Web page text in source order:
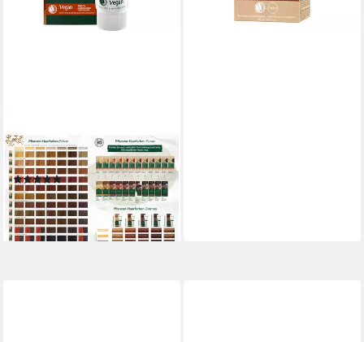
Haarfarbe Pflanzen Creme
kupferrot, 150 ml
(1)
15,89 €
(105,93 €/ 1 l)
lieferbar - in 3-4 Werktagen bei dir